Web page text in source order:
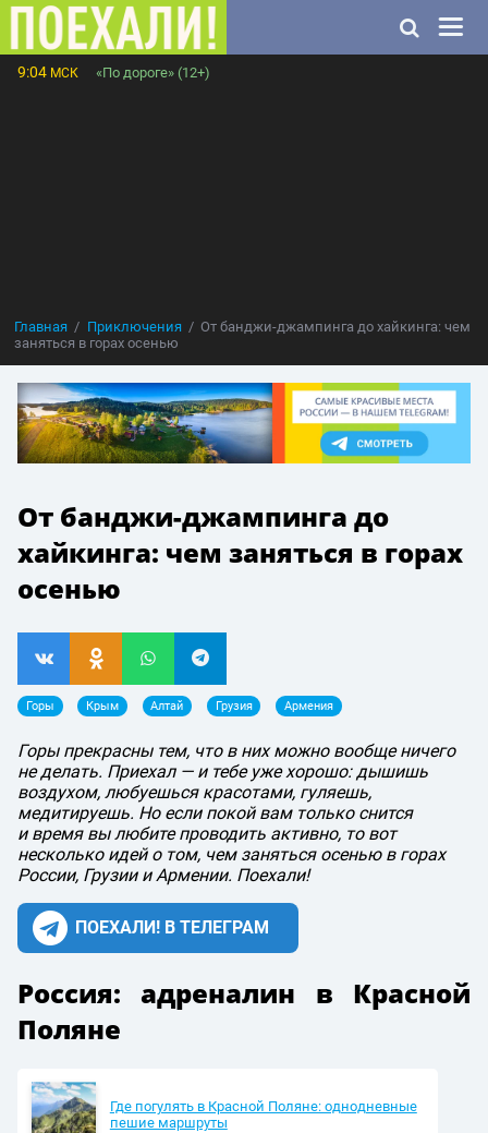
9:04 МСК «По дороге» (12+)
Главная Приключения
От банджи-джампинга до хайкинга: чем
заняться в горах осенью
От банджи-джампинга до
хайкинга: чем заняться в горах
осенью
Горы Крым Алтай Грузия Армения
Горы прекрасны тем, что в них можно вообще ничего
не делать. Приехал — и тебе уже хорошо: дышишь
воздухом, любуешься красотами, гуляешь,
медитируешь. Но если покой вам только снится
и время вы любите проводить активно, то вот
несколько идей о том, чем заняться осенью в горах
России, Грузии и Армении. Поехали!
ПОЕХАЛИ! В ТЕЛЕГРАМ
Россия: адреналин в Красной
Поляне
Где погулять в Красной Поляне: однодневные
пешие маршруты